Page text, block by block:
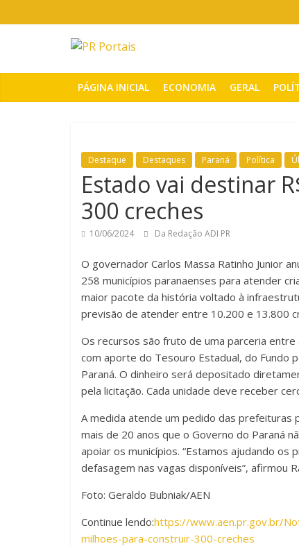
para
PR
Portais
notícias
do
Paraná
PÁGINA INICIAL ECONOMIA GERAL
Destaque Destaques Paraná Política
Estado vai destinar
300 creches
10/06/2024 Da Redação ADI PR
O governador Carlos Massa Ratinho Junior
258 municípios paranaenses para atender
maior pacote da história voltado à
previsão de atender entre 10.200 e 13.800
Os recursos são fruto de uma parceria entre
com aporte do Tesouro Estadual, do Fundo
Paraná. O dinheiro será depositado
pela licitação. Cada unidade deve receber
A medida atende um pedido das prefeituras
mais de 20 anos que o Governo do Paraná
apoiar os municípios. “Estamos ajudando
defasagem nas vagas disponíveis”, afirmou
Foto: Geraldo Bubniak/AEN
Continue lendo:https://www.aen.pr.gov.br/
milhoes-para-construir-300-creches